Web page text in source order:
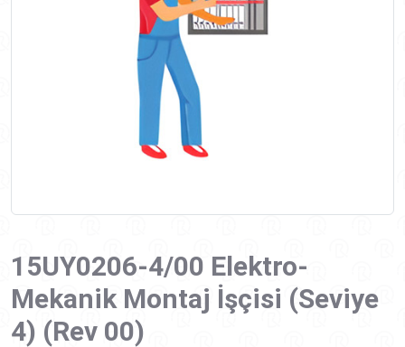
15UY0206-4/00 Elektro-
Mekanik Montaj İşçisi (Seviye
4) (Rev 00)